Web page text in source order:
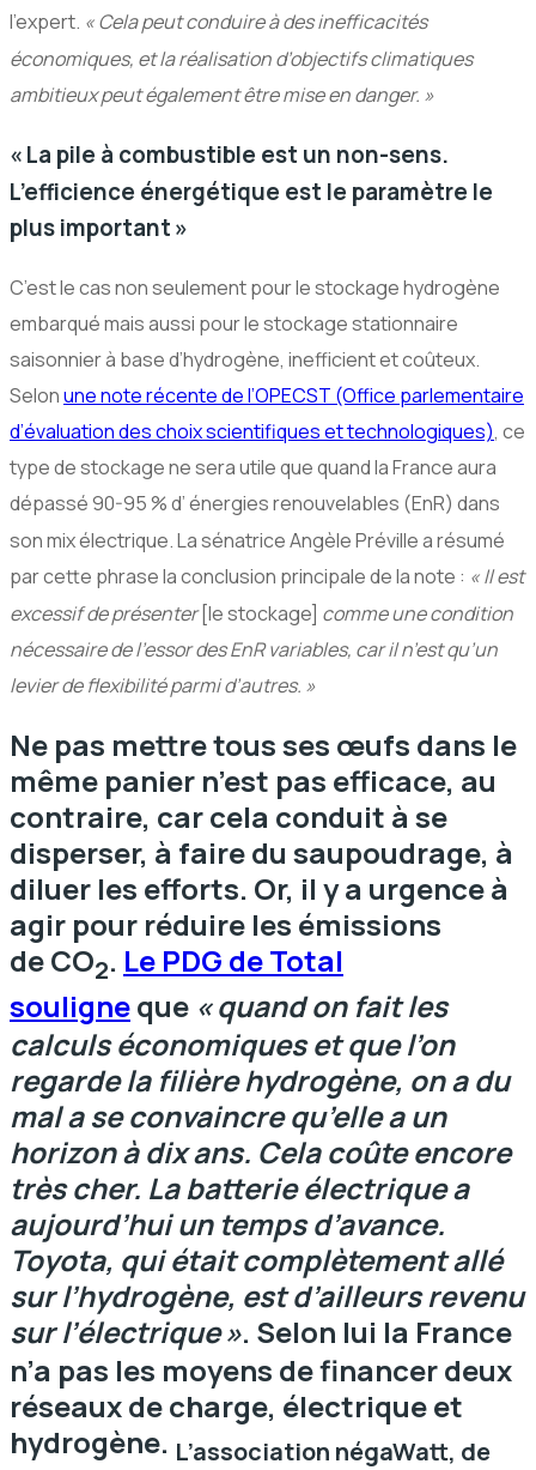
l’expert. «Cela peut conduire à des inefficacités
économiques, et la réalisation d’objectifs climatiques
ambitieux peut également être mise en danger. »
«La pile à combustible est un non-sens.
L’efficience énergétique est le paramètre le
plus important»
C’est le cas non seulement pour le stockage hydrogène
embarqué mais aussi pour le stockage stationnaire
saisonnier à base d’hydrogène, inefficient et coûteux.
Selonune note récente de l’OPECST (Office parlementaire
d’évaluation des choix scientifiques et technologiques), ce
type de stockage ne sera utile que quand la France aura
dépassé 90-95 % d’ énergies renouvelables (EnR) dans
son mix électrique. La sénatrice Angèle Préville a résumé
par cette phrase la conclusion principale de la note : «Il est
excessif de présenter[le stockage] comme une condition
nécessaire de l’essor des EnR variables, car il n’est qu’un
levier de flexibilité parmi d’autres. »
Ne pas mettre tous ses œufs dans le
même panier n’est pas efficace, au
contraire, car cela conduit à se
disperser, à faire du saupoudrage, à
diluer les efforts. Or, il y a urgence à
agir pour réduire les émissions
deCO2. Le PDG de Total
souligneque «quand on fait les
calculs économiques et que l’on
regarde la filière hydrogène, on a du
mal a se convaincre qu’elle a un
horizon à dix ans. Cela coûte encore
très cher. La batterie électrique a
aujourd’hui un temps d’avance.
Toyota, qui était complètement allé
sur l’hydrogène, est d’ailleurs revenu
sur l’électrique». Selon lui la France
n’a pas les moyens de financer deux
réseaux de charge, électrique et
hydrogène. L’association négaWatt, de